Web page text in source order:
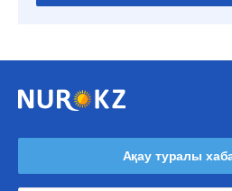
Ақау туралы